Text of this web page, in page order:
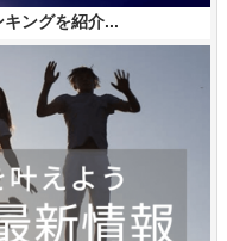
キングを紹介...